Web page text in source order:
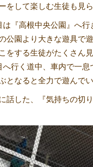
をして楽しむ生徒も見ら
は『高根中央公園』へ行
公園より大きな遊具で
をする生徒がたくさん
へ行く道中、車内で一息
となると全力で遊んで
話した、『気持ちの切